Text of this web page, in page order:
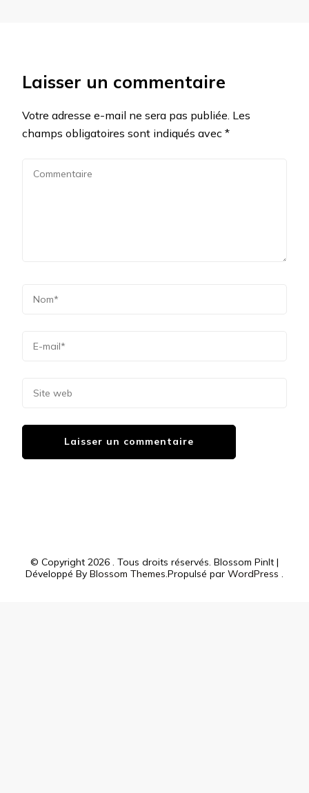
Laisser un commentaire
Votre adresse e-mail ne sera pas publiée. Les
champs obligatoires sont indiqués avec *
© Copyright 2026 . Tous droits réservés. Blossom PinIt |
Développé By Blossom Themes.Propulsé par WordPress .